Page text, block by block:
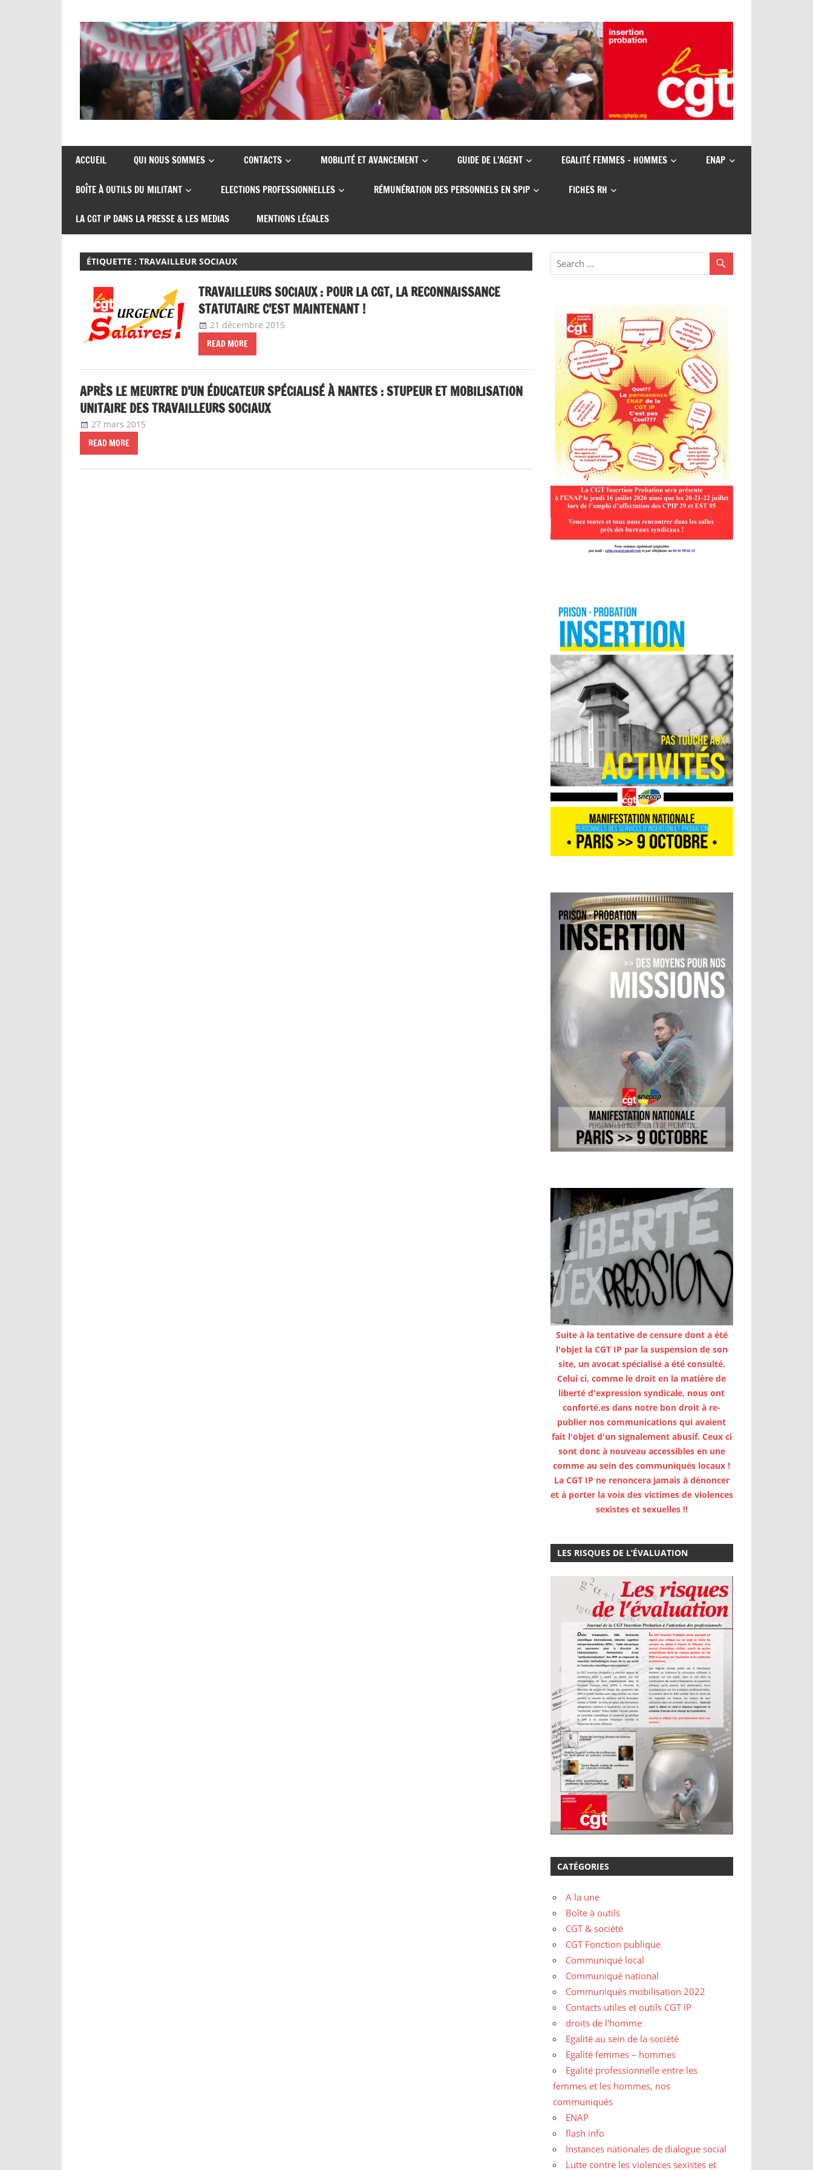
content
CGT
insertion
probation
de
syndicats
insertion
ACCUEIL QUI NOUS SOMMES CONTACTS MOBILITÉ ET AVANCEMENT GUIDE DE L’AGENT EGALITÉ FEMMES – HOMMES ENAP
BOÎTE À OUTILS DU MILITANT ELECTIONS PROFESSIONNELLES RÉMUNÉRATION DES PERSONNELS EN SPIP FICHES RH
LA CGT IP DANS LA PRESSE & LES MEDIAS MENTIONS LÉGALES
ÉTIQUETTE :TRAVAILLEUR SOCIAUX
TRAVAILLEURS SOCIAUX : POUR LA CGT, LA RECONNAISSANCE
STATUTAIRE C’EST MAINTENANT !
21 décembre 2015
READ MORE
APRÈS LE MEURTRE D’UN ÉDUCATEUR SPÉCIALISÉ À NANTES : STUPEUR ET MOBILISATION
UNITAIRE DES TRAVAILLEURS SOCIAUX
27 mars 2015
READ MORE
Suite à la tentative de censure dont a été
l'objet la CGT IP par la suspension de son
site, un avocat spécialisé a été consulté.
Celui ci, comme le droit en la matière de
liberté d'expression syndicale, nous ont
conforté.es dans notre bon droit à re-
publier nos communications qui avaient
fait l'objet d'un signalement abusif. Ceux ci
sont donc à nouveau accessibles en une
comme au sein des communiqués locaux !
La CGT IP ne renoncera jamais à dénoncer
et à porter la voix des victimes de violences
sexistes et sexuelles !!
LES RISQUES DE L’ÉVALUATION
CATÉGORIES
A la une
Boîte à outils
CGT & société
CGT Fonction publique
Communiqué local
Communiqué national
Communiqués mobilisation 2022
Contacts utiles et outils CGT IP
droits de l'homme
Egalité au sein de la société
Egalité femmes – hommes
Egalité professionnelle entre les
femmes et les hommes, nos
communiqués
ENAP
flash info
Instances nationales de dialogue social
Lutte contre les violences sexistes et